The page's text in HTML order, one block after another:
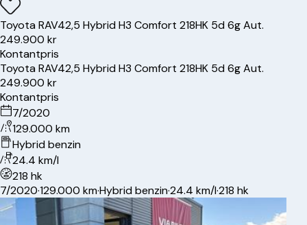
ToyotaRAV42,5 Hybrid H3 Comfort 218HK 5d 6g Aut.
249.900 kr
Kontantpris
ToyotaRAV42,5 Hybrid H3 Comfort 218HK 5d 6g Aut.
249.900 kr
Kontantpris
7/2020
129.000 km
Hybrid benzin
24.4 km/l
218 hk
7/2020·129.000 km·Hybrid benzin·24.4 km/l·218 hk